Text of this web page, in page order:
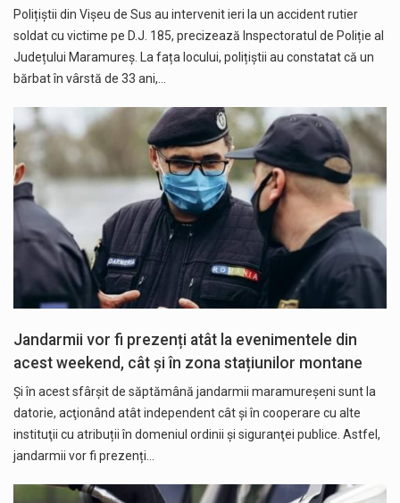
Polițiștii din Vișeu de Sus au intervenit ieri la un accident rutier
soldat cu victime pe D.J. 185, precizează Inspectoratul de Poliție al
Județului Maramureș. La fața locului, polițiștii au constatat că un
bărbat în vârstă de 33 ani,…
Jandarmii vor fi prezenți atât la evenimentele din
acest weekend, cât și în zona stațiunilor montane
Și în acest sfârșit de săptămână jandarmii maramureșeni sunt la
datorie, acţionând atât independent cât și în cooperare cu alte
instituţii cu atribuții în domeniul ordinii şi siguranţei publice. Astfel,
jandarmii vor fi prezenți…